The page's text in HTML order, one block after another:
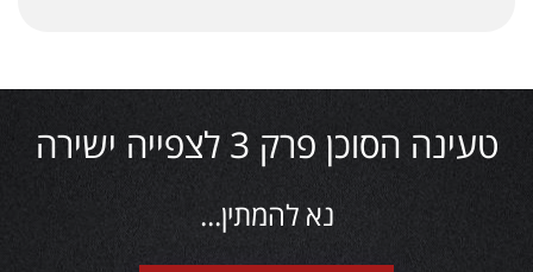
טעינה הסוכן פרק 3 לצפייה ישירה
נא להמתין...